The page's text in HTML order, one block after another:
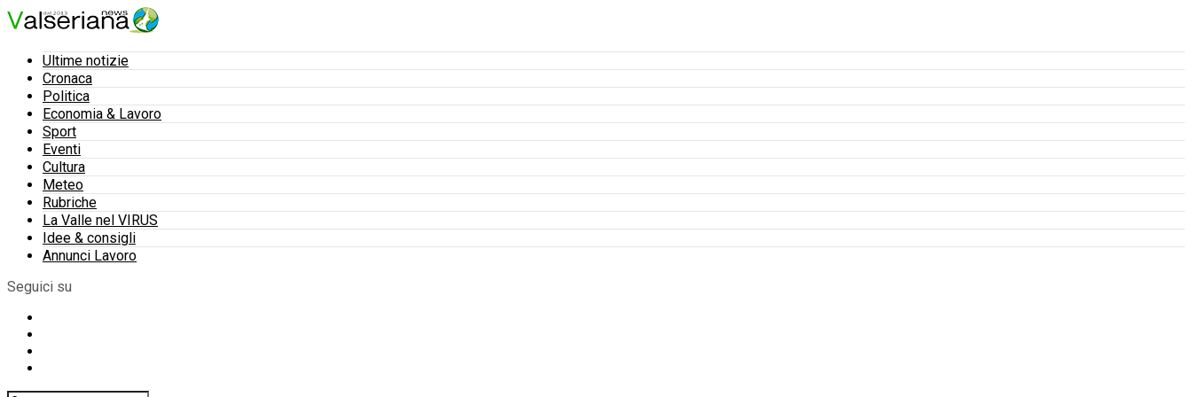
Ultime notizie
Cronaca
Politica
Economia & Lavoro
Sport
Eventi
Cultura
Meteo
Rubriche
La Valle nel VIRUS
Idee & consigli
Annunci Lavoro
Seguici su